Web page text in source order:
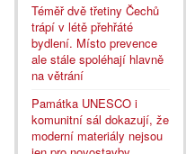
Téměř dvě třetiny Čechů
trápí v létě přehřáté
bydlení. Místo prevence
ale stále spoléhají hlavně
na větrání
Památka UNESCO i
komunitní sál dokazují, že
moderní materiály nejsou